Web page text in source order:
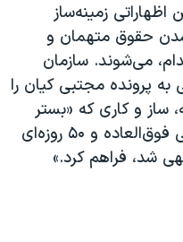
زمینه‌ساز
حقوق متهمان و
می‌شوند. سازمان
به پرونده مجتبی کیان را
ساز و کاری که «بستر
حقوقی لازم را برای فرآیند دادرسی فوق‌العاده و ۵۰ روزه‌ای
شد، فراهم کرد.»